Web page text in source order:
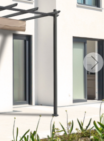
Next